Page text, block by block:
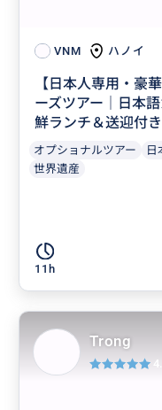
VNM ハノイ
【日本人専用・豪
ーズツアー｜日本
鮮ランチ＆送迎付き
オプショナルツアー 日
世界遺産
11h
Trong